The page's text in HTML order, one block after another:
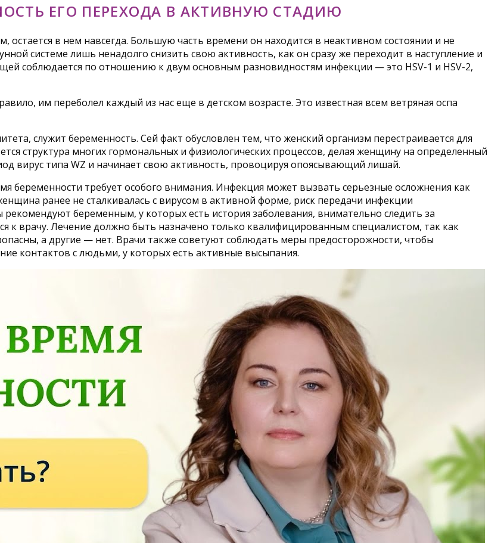
ЕГО ПЕРЕХОДА В АКТИВНУЮ СТАДИЮ
остается в нем навсегда. Большую часть времени он находится в неактивном состоянии и не
системе лишь ненадолго снизить свою активность, как он сразу же переходит в наступление и
соблюдается по отношению к двум основным разновидностям инфекции — это HSV-1 и HSV-2,
им переболел каждый из нас еще в детском возрасте. Это известная всем ветряная оспа
служит беременность. Сей факт обусловлен тем, что женский организм перестраивается для
структура многих гормональных и физиологических процессов, делая женщину на определенный
вирус типа WZ и начинает свою активность, провоцируя опоясывающий лишай.
беременности требует особого внимания. Инфекция может вызвать серьезные осложнения как
ранее не сталкивалась с вирусом в активной форме, риск передачи инфекции
беременным, у которых есть история заболевания, внимательно следить за
к врачу. Лечение должно быть назначено только квалифицированным специалистом, так как
а другие — нет. Врачи также советуют соблюдать меры предосторожности, чтобы
контактов с людьми, у которых есть активные высыпания.